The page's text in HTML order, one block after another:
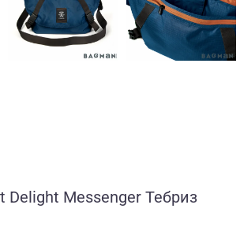
Delight Messenger Тебриз